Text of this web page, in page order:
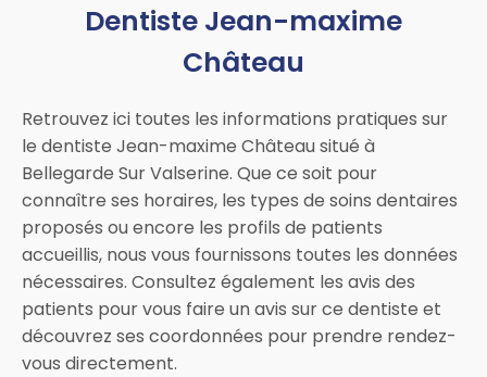
Dentiste Jean-maxime
Château
Retrouvez ici toutes les informations pratiques sur
le dentiste Jean-maxime Château situé à
Bellegarde Sur Valserine. Que ce soit pour
connaître ses horaires, les types de soins dentaires
proposés ou encore les profils de patients
accueillis, nous vous fournissons toutes les données
nécessaires. Consultez également les avis des
patients pour vous faire un avis sur ce dentiste et
découvrez ses coordonnées pour prendre rendez-
vous directement.